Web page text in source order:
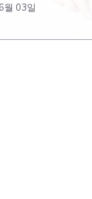
월 03일